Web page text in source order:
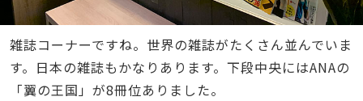
雑誌コーナーですね。世界の雑誌がたくさん並んでいま
す。日本の雑誌もかなりあります。下段中央にはANAの
「翼の王国」が8冊位ありました。